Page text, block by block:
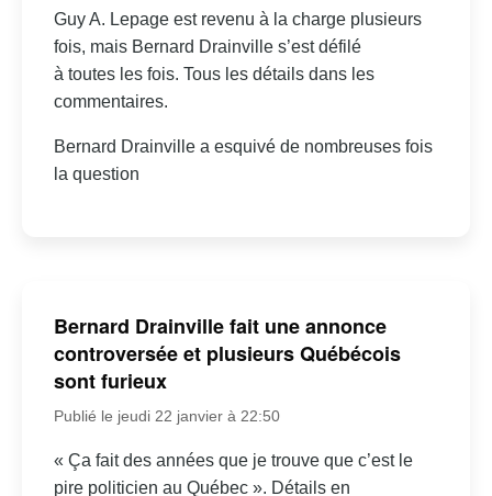
Guy A. Lepage est revenu à la charge plusieurs
fois, mais Bernard Drainville s’est défilé
à toutes les fois. Tous les détails dans les
commentaires.
Bernard Drainville a esquivé de nombreuses fois
la question
Bernard Drainville fait une annonce
controversée et plusieurs Québécois
sont furieux
Publié le jeudi 22 janvier à 22:50
« Ça fait des années que je trouve que c’est le
pire politicien au Québec ». Détails en